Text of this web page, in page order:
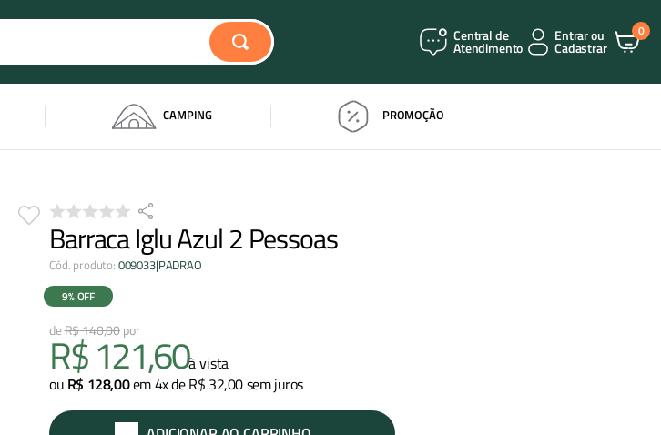
Central de
Atendimento
Entrar ou
Cadastrar
0
CAMPING PROMOÇÃO
Barraca Iglu Azul 2 Pessoas
Cód. produto: 009033|PADRAO
9%OFF
R$140,00
R$121,60à vista
ou R$ 128,00em4x deR$ 32,00sem juros